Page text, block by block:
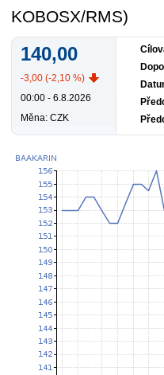
KOBOSX/RMS)
140,00
-3,00 (-2,10 %)
00:00 - 6.8.2026
Měna: CZK